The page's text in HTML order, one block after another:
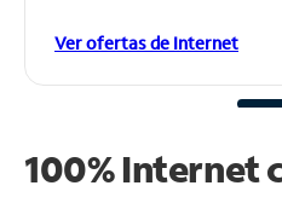
Ver ofertas de Internet
100% Internet